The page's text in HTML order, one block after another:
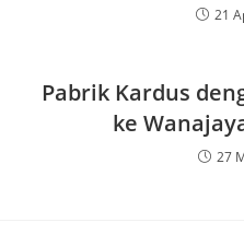
21
Pabrik Kardus
ke
27